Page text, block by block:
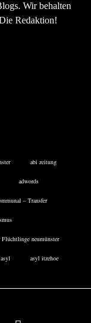
Wir behalten
Redaktion!
abi zeitung
adwords
– Transfer
neumünster
asyl asyl itzehoe